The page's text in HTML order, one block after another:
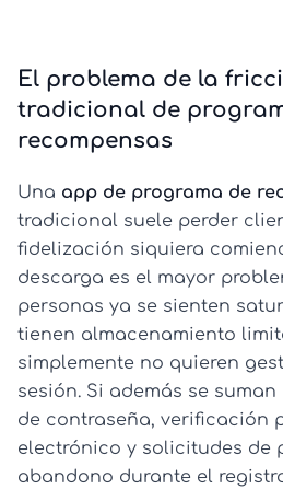
El problema de la
tradicional de
recompensas
Una app de programa de
tradicional suele perder
fidelización siquiera
descarga es el mayor
personas ya se sienten
tienen almacenamiento
simplemente no quieren
sesión. Si además se
de contraseña, verificación
electrónico y solicitudes de
abandono durante el